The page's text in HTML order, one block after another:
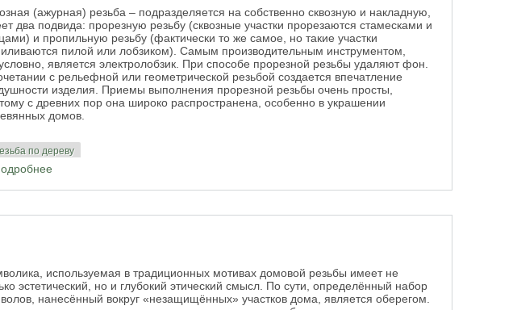
(ажурная) резьба – подразделяется на собственно сквозную и накладную,
два подвида: прорезную резьбу (сквозные участки прорезаются стамесками и
и пропильную резьбу (фактически то же самое, но такие участки
пилой или лобзиком). Самым производительным инструментом,
является электролобзик. При способе прорезной резьбы удаляют фон.
с рельефной или геометрической резьбой создается впечатление
изделия. Приемы выполнения прорезной резьбы очень просты,
с древних пор она широко распространена, особенно в украшении
домов.
по дереву
используемая в традиционных мотивах домовой резьбы имеет не
эстетический, но и глубокий этический смысл. По сути, определённый набор
нанесённый вокруг «незащищённых» участков дома, является оберегом.